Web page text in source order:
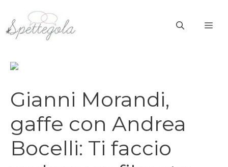
contenuto
Gianni Morandi,
gaffe con Andrea
Bocelli: Ti faccio